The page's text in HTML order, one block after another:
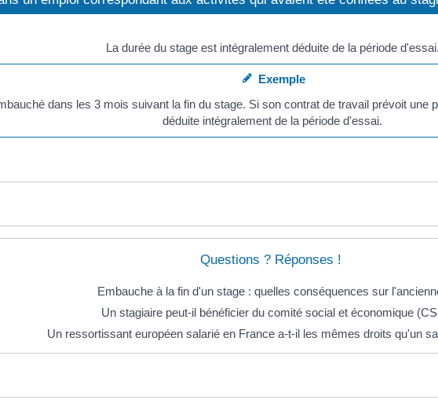
La durée du stage est intégralement déduite de la période d'essai.
Exemple
dans les 3 mois suivant la fin du stage. Si son contrat de travail prévoit une
déduite intégralement de la période d'essai.
Questions ? Réponses !
Embauche à la fin d'un stage : quelles conséquences sur
Un stagiaire peut-il bénéficier du comité social et économique
Un ressortissant européen salarié en France a-t-il les mêmes droits qu'un